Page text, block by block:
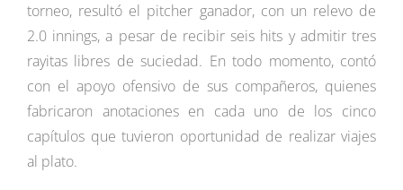
torneo, resultó el pitcher ganador, con un relevo de
2.0 innings, a pesar de recibir seis hits y admitir tres
rayitas libres de suciedad. En todo momento, contó
con el apoyo ofensivo de sus compañeros, quienes
fabricaron anotaciones en cada uno de los cinco
capítulos que tuvieron oportunidad de realizar viajes
al plato.